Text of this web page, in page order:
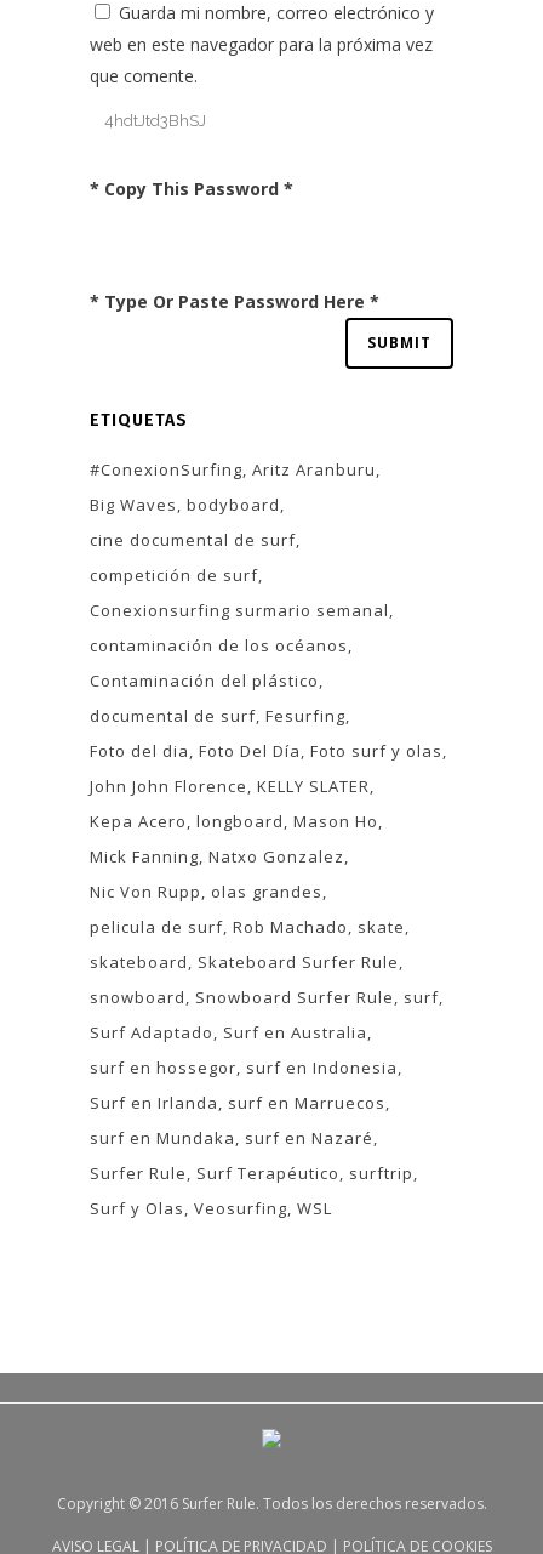
Guarda mi nombre, correo electrónico y
web en este navegador para la próxima vez
que comente.
* Copy This Password *
* Type Or Paste Password Here *
ETIQUETAS
#ConexionSurfing Aritz Aranburu
Big Waves bodyboard
cine documental de surf
competición de surf
Conexionsurfing surmario semanal
contaminación de los océanos
Contaminación del plástico
documental de surf Fesurfing
Foto del dia Foto Del Día Foto surf y olas
John John Florence KELLY SLATER
Kepa Acero longboard Mason Ho
Mick Fanning Natxo Gonzalez
Nic Von Rupp
olas grandes
pelicula de surf Rob Machado
skate
skateboard
Skateboard Surfer Rule
snowboard
Snowboard Surfer Rule
surf
Surf Adaptado
Surf en Australia
surf en hossegor surf en Indonesia
Surf en Irlanda
surf en Marruecos
surf en Mundaka
surf en Nazaré
Surfer Rule
Surf Terapéutico
surftrip
Surf y Olas Veosurfing WSL
Copyright © 2016 Surfer Rule. Todos los derechos reservados.
AVISO LEGAL| POLÍTICA DE PRIVACIDAD | POLÍTICA DE COOKIES